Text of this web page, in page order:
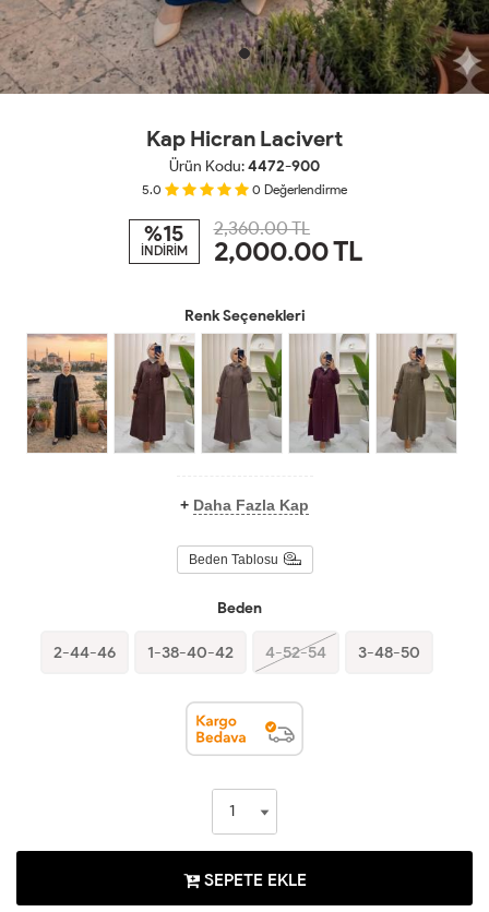
Kap Hicran Lacivert
Ürün Kodu:4472-900
5.0 0 Değerlendirme
%15
İNDİRİM
2,360.00 TL
2,000.00TL
Renk Seçenekleri
+ Daha Fazla Kap
Beden Tablosu
Beden
2-44-46 1-38-40-42 4-52-54 3-48-50
SEPETE EKLE